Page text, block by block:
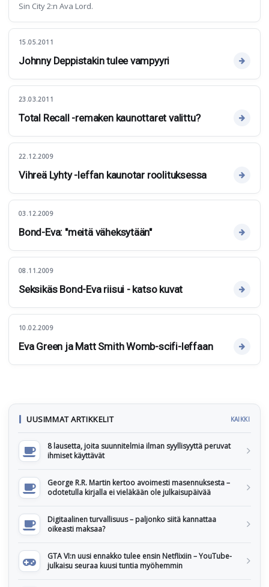
Sin City 2:n Ava Lord.
15.05.2011
Johnny Deppistakin tulee vampyyri
23.03.2011
Total Recall -remaken kaunottaret valittu?
22.12.2009
Vihreä Lyhty -leffan kaunotar roolituksessa
03.12.2009
Bond-Eva: "meitä väheksytään"
08.11.2009
Seksikäs Bond-Eva riisui - katso kuvat
10.02.2009
Eva Green ja Matt Smith Womb-scifi-leffaan
UUSIMMAT ARTIKKELIT KAIKKI
8 lausetta, joita suunnitelmia ilman syyllisyyttä peruvat
ihmiset käyttävät
George R.R. Martin kertoo avoimesti masennuksesta –
odotetulla kirjalla ei vieläkään ole julkaisupäivää
Digitaalinen turvallisuus – paljonko siitä kannattaa
oikeasti maksaa?
GTA VI:n uusi ennakko tulee ensin Netflixiin – YouTube-
julkaisu seuraa kuusi tuntia myöhemmin